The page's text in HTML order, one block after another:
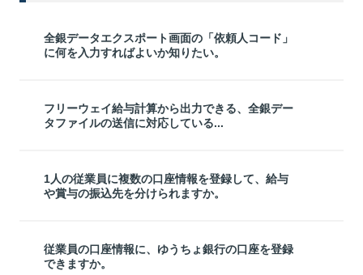
全銀データエクスポート画面の「依頼人コード」
に何を入力すればよいか知りたい。
フリーウェイ給与計算から出力できる、全銀デー
タファイルの送信に対応している...
1人の従業員に複数の口座情報を登録して、給与
や賞与の振込先を分けられますか。
従業員の口座情報に、ゆうちょ銀行の口座を登録
できますか。